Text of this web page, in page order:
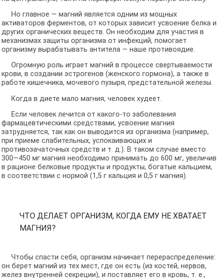
Но главное — магний является одним из мощных
активаторов ферментов, от которых зависит усвоение белка и
других органических веществ. Он необходим для участия в
механизмах защиты организма от инфекций, помогает
организму вырабатывать антитела — наше противоядие.
Огромную роль играет магний в процессе свертываемости
крови, в создании эстрогенов (женского гормона), а также в
работе кишечника, мочевого пузыря, предстательной железы.
Когда в диете мало магния, человек худеет.
Если человек лечится от какого-то заболевания
фармацевтическими средствами, усвоение магния
затрудняется, так как он выводится из организма (например,
при приеме слабительных, успокаивающих и
противозачаточных средств и т. д.). В таком случае вместо
300—450 мг магния необходимо принимать до 600 мг, увеличив
в рационе белковые продукты и продукты, богатые кальцием,
в соответствии с нормой (1,5 г кальция и 0,5 г магния).
ЧТО ДЕЛАЕТ ОРГАНИЗМ, КОГДА ЕМУ НЕ ХВАТАЕТ
МАГНИЯ?
Чтобы спасти себя, организм начинает перераспределение:
он берет магний из тех мест, где он есть (из костей, нервов,
желез внутренней секреции), и поставляет его в кровь, т. е.,